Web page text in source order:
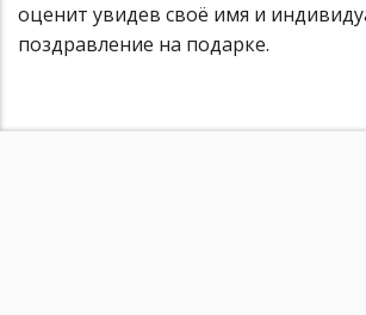
оценит увидев своё имя и
поздравление на подарке.